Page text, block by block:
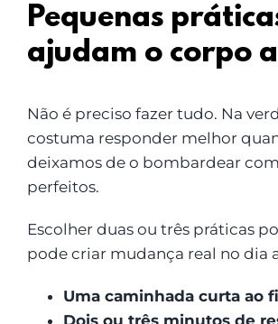
Pequenas
ajudam o corpo
Não é preciso fazer tudo. Na
costuma responder melhor
deixamos de o bombardear
perfeitos.
Escolher duas ou três práticas
pode criar mudança real no dia
Uma caminhada curta ao
Dois ou três minutos de